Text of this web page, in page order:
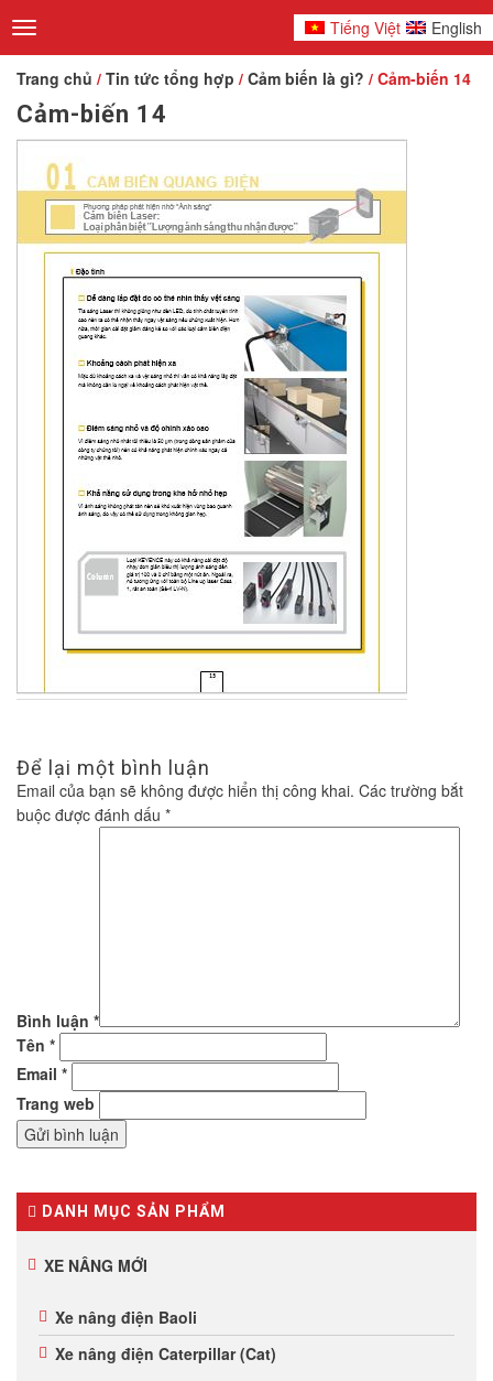
Toggle
navigation
Tiếng Việt English
Trang chủ / Tin tức tổng hợp / Cảm biến là gì? / Cảm-biến 14
Cảm-biến 14
Để lại một bình luận
Email của bạn sẽ không được hiển thị công khai. Các trường bắt
buộc được đánh dấu *
Bình luận *
Tên *
Email *
Trang web
DANH MỤC SẢN PHẨM
XE NÂNG MỚI
Xe nâng điện Baoli
Xe nâng điện Caterpillar (Cat)